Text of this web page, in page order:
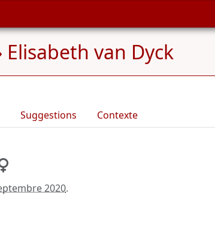
Elisabeth van Dyck
Suggestions Contexte
2020.